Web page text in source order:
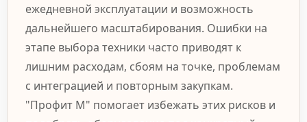
ежедневной эксплуатации и возможность
дальнейшего масштабирования. Ошибки на
этапе выбора техники часто приводят к
лишним расходам, сбоям на точке, проблемам
с интеграцией и повторным закупкам.
"Профит М" помогает избежать этих рисков и